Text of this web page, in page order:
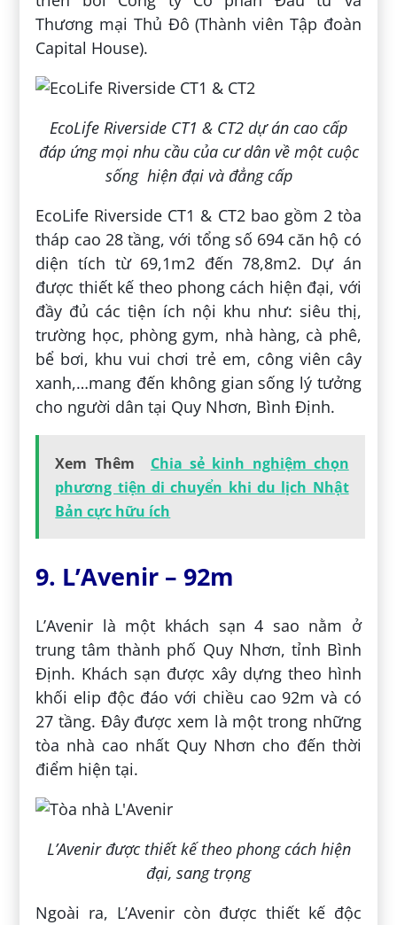
Thương mại Thủ Đô (Thành viên Tập đoàn
Capital House).
EcoLife Riverside CT1 & CT2 dự án cao cấp
đáp ứng mọi nhu cầu của cư dân về một cuộc
sống hiện đại và đẳng cấp
EcoLife Riverside CT1 & CT2 bao gồm 2 tòa
tháp cao 28 tầng, với tổng số 694 căn hộ có
diện tích từ 69,1m2 đến 78,8m2. Dự án
được thiết kế theo phong cách hiện đại, với
đầy đủ các tiện ích nội khu như: siêu thị,
trường học, phòng gym, nhà hàng, cà phê,
bể bơi, khu vui chơi trẻ em, công viên cây
xanh,…mang đến không gian sống lý tưởng
cho người dân tại Quy Nhơn, Bình Định.
Xem Thêm
Chia sẻ kinh nghiệm chọn
phương tiện di chuyển khi du lịch Nhật
Bản cực hữu ích
9. L’Avenir – 92m
L’Avenir là một khách sạn 4 sao nằm ở
trung tâm thành phố Quy Nhơn, tỉnh Bình
Định. Khách sạn được xây dựng theo hình
khối elip độc đáo với chiều cao 92m và có
27 tầng. Đây được xem là một trong những
tòa nhà cao nhất Quy Nhơn cho đến thời
điểm hiện tại.
L’Avenir được thiết kế theo phong cách hiện
đại, sang trọng
Ngoài ra, L’Avenir còn được thiết kế độc